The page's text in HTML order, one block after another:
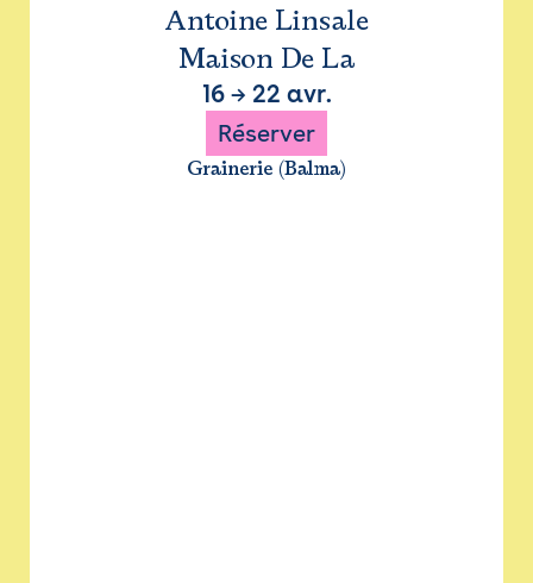
Antoine Linsale
Maison De La
16→ 22 avr.
Réserver
Grainerie (Balma)